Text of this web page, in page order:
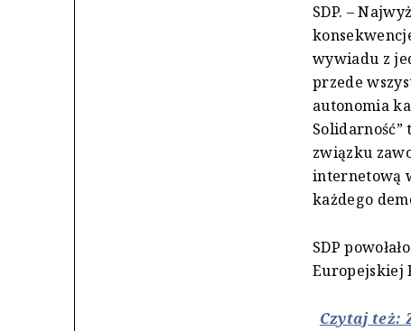
SDP. –
wywiadu z
przede
autonomia
Solidarność”
związku
internetową
każdego
SDP
Europejskiej
Czytaj też: